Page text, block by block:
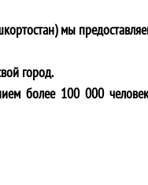
мы
город.
более 100 000